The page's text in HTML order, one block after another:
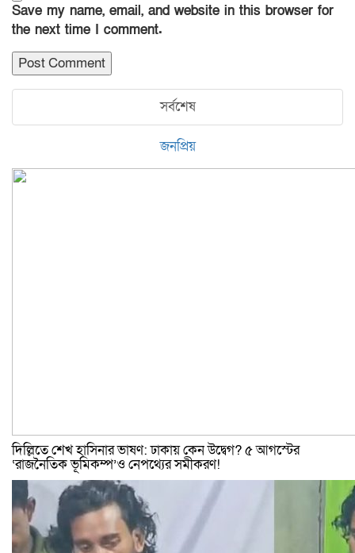
Save my name, email, and website in this browser for
the next time I comment.
সর্বশেষ
জনপ্রিয়
দিল্লিতে শেখ হাসিনার ভাষণ: ঢাকায় কেন উদ্বেগ? ৫ আগস্টের
‘রাজনৈতিক ভূমিকম্প’ও নেপথ্যের সমীকরণ!